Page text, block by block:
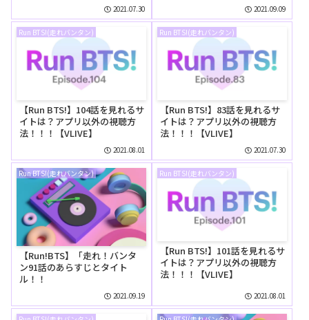
2021.07.30 2021.09.09
Run BTS!(走れバンタン)
【Run BTS!】104話を見れるサ
イトは？アプリ以外の視聴方
法！！！【VLIVE】
2021.08.01
Run BTS!(走れバンタン)
【Run BTS!】83話を見れるサ
イトは？アプリ以外の視聴方
法！！！【VLIVE】
2021.07.30
Run BTS!(走れバンタン)
【Run!BTS】「走れ！バンタ
ン91話のあらすじとタイト
ル！！
2021.09.19
Run BTS!(走れバンタン)
【Run BTS!】101話を見れるサ
イトは？アプリ以外の視聴方
法！！！【VLIVE】
2021.08.01